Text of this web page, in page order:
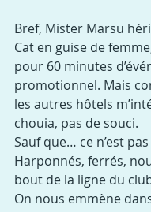
Bref, Mister Marsu
Cat en guise de
pour 60 minutes
promotionnel. Mais
les autres hôtels
chouia, pas de souci.
Sauf que… ce n’est
Harponnés, ferrés,
bout de la ligne du
On nous emmène